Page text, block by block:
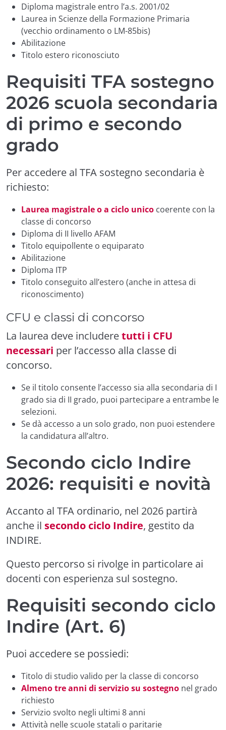
Diploma magistrale entro l’a.s. 2001/02
Laurea in Scienze della Formazione Primaria
(vecchio ordinamento o LM-85bis)
Abilitazione
Titolo estero riconosciuto
Requisiti TFA sostegno
2026 scuola secondaria
di primo e secondo
grado
Per accedere al TFA sostegno secondaria è
richiesto:
Laurea magistrale o a ciclo unico coerente con la
classe di concorso
Diploma di II livello AFAM
Titolo equipollente o equiparato
Abilitazione
Diploma ITP
Titolo conseguito all’estero (anche in attesa di
riconoscimento)
CFU e classi di concorso
La laurea deve includeretutti i CFU
necessari per l’accesso alla classe di
concorso.
Se il titolo consente l’accesso sia alla secondaria di I
grado sia di II grado, puoi partecipare a entrambe le
selezioni.
Se dà accesso a un solo grado, non puoi estendere
la candidatura all’altro.
Secondo ciclo Indire
2026: requisiti e novità
Accanto al TFA ordinario, nel 2026 partirà
anche il secondo ciclo Indire, gestito da
INDIRE.
Questo percorso si rivolge in particolare ai
docenti con esperienza sul sostegno.
Requisiti secondo ciclo
Indire (Art. 6)
Puoi accedere se possiedi:
Titolo di studio valido per la classe di concorso
Almeno tre anni di servizio su sostegno nel grado
richiesto
Servizio svolto negli ultimi 8 anni
Attività nelle scuole statali o paritarie